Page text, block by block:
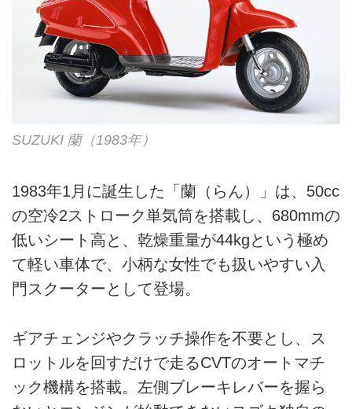
SUZUKI 蘭（1983年）
1983年1月に誕生した「蘭（らん）」は、50cc
の空冷2ストローク単気筒を搭載し、680mmの
低いシート高と、乾燥重量が44kgという極め
て軽い車体で、小柄な女性でも扱いやすい入
門スクーターとして登場。
ギアチェンジやクラッチ操作を不要とし、ス
ロットルを回すだけで走るCVTのオートマチ
ック機構を搭載。左側ブレーキレバーを握ら